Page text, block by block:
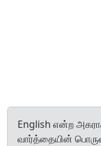
English என்ற
வார்த்தையின்